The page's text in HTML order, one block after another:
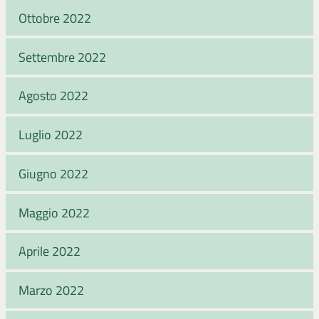
Ottobre 2022
Settembre 2022
Agosto 2022
Luglio 2022
Giugno 2022
Maggio 2022
Aprile 2022
Marzo 2022